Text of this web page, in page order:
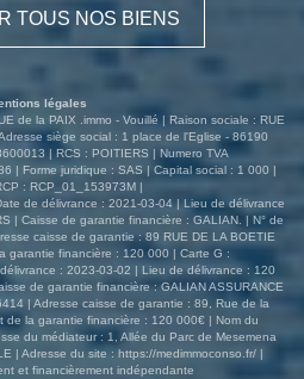
pour créer des
joli
ou recevoir, ainsi qu'une
plus pour
de
lundi au vendredi de 8h30 à
3379CLM Les informations
bien est exposé sont
:
TOUS NOS BIENS
légales
de la PAIX .immo - Vouillé | Raison sociale : RUE
siège social : 1 place de l'Eglise - 86190
| RCS : POITIERS | Numero TVA
| Forme juridique : SAS | Capital social : 1 000 |
: RCP_01_153973M |
de délivrance : 2021-03-04 | Lieu de délivrance
| Caisse de garantie financière : GALIAN. | N° de
caisse de garantie : 89 RUE DE LA BOETIE
garantie financière : 120 000 | Carte G :
: 2023-03-02 | Lieu de délivrance : 120
de garantie financière : GALIAN ASSURANCE
| Adresse caisse de garantie : 89, Rue de la
de la garantie financière : 120 000€ | Nom du
du médiateur : 1, Allée du Parc de Mesemena
| Adresse du site : https://medimmoconso.fr/|
et financièrement indépendante